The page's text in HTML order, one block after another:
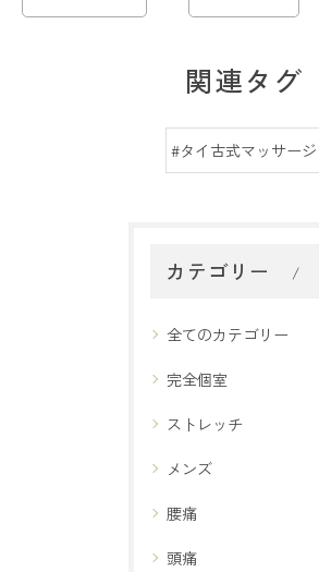
関連タグ
#タイ古式マッサージ
カテゴリー
全てのカテゴリー
完全個室
ストレッチ
メンズ
腰痛
頭痛